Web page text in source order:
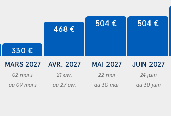
330 €
MARS 2027
02 mars
au 09 mars
468 €
AVR. 2027
21 avr.
au 27 avr.
504 €
MAI 2027
22 mai
au 30 mai
504 €
JUIN 2027
24 juin
au 30 juin